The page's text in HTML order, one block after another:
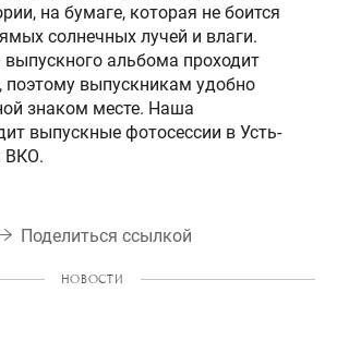
на бумаге, которая не боится
солнечных лучей и влаги.
выпускного альбома проходит
поэтому выпускникам удобно
знаком месте. Наша
выпускные фотосессии в Усть-
ВКО.
Поделиться ссылкой
НОВОСТИ